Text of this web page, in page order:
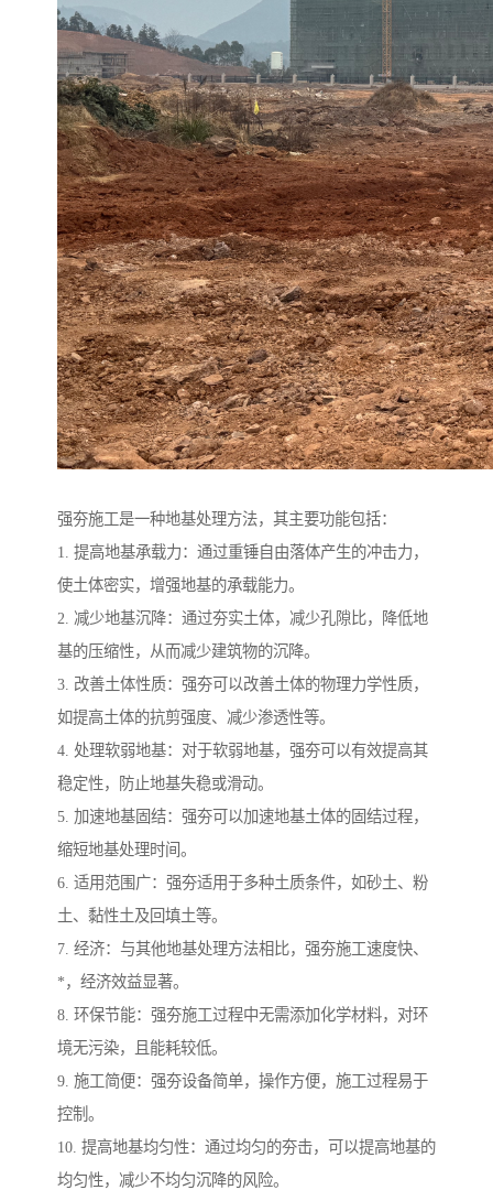
强夯施工是一种地基处理方法，其主要功能包括：
1. 提高地基承载力：通过重锤自由落体产生的冲击力，
使土体密实，增强地基的承载能力。
2. 减少地基沉降：通过夯实土体，减少孔隙比，降低地
基的压缩性，从而减少建筑物的沉降。
3. 改善土体性质：强夯可以改善土体的物理力学性质，
如提高土体的抗剪强度、减少渗透性等。
4. 处理软弱地基：对于软弱地基，强夯可以有效提高其
稳定性，防止地基失稳或滑动。
5. 加速地基固结：强夯可以加速地基土体的固结过程，
缩短地基处理时间。
6. 适用范围广：强夯适用于多种土质条件，如砂土、粉
土、黏性土及回填土等。
7. 经济：与其他地基处理方法相比，强夯施工速度快、
*，经济效益显著。
8. 环保节能：强夯施工过程中无需添加化学材料，对环
境无污染，且能耗较低。
9. 施工简便：强夯设备简单，操作方便，施工过程易于
控制。
10. 提高地基均匀性：通过均匀的夯击，可以提高地基的
均匀性，减少不均匀沉降的风险。